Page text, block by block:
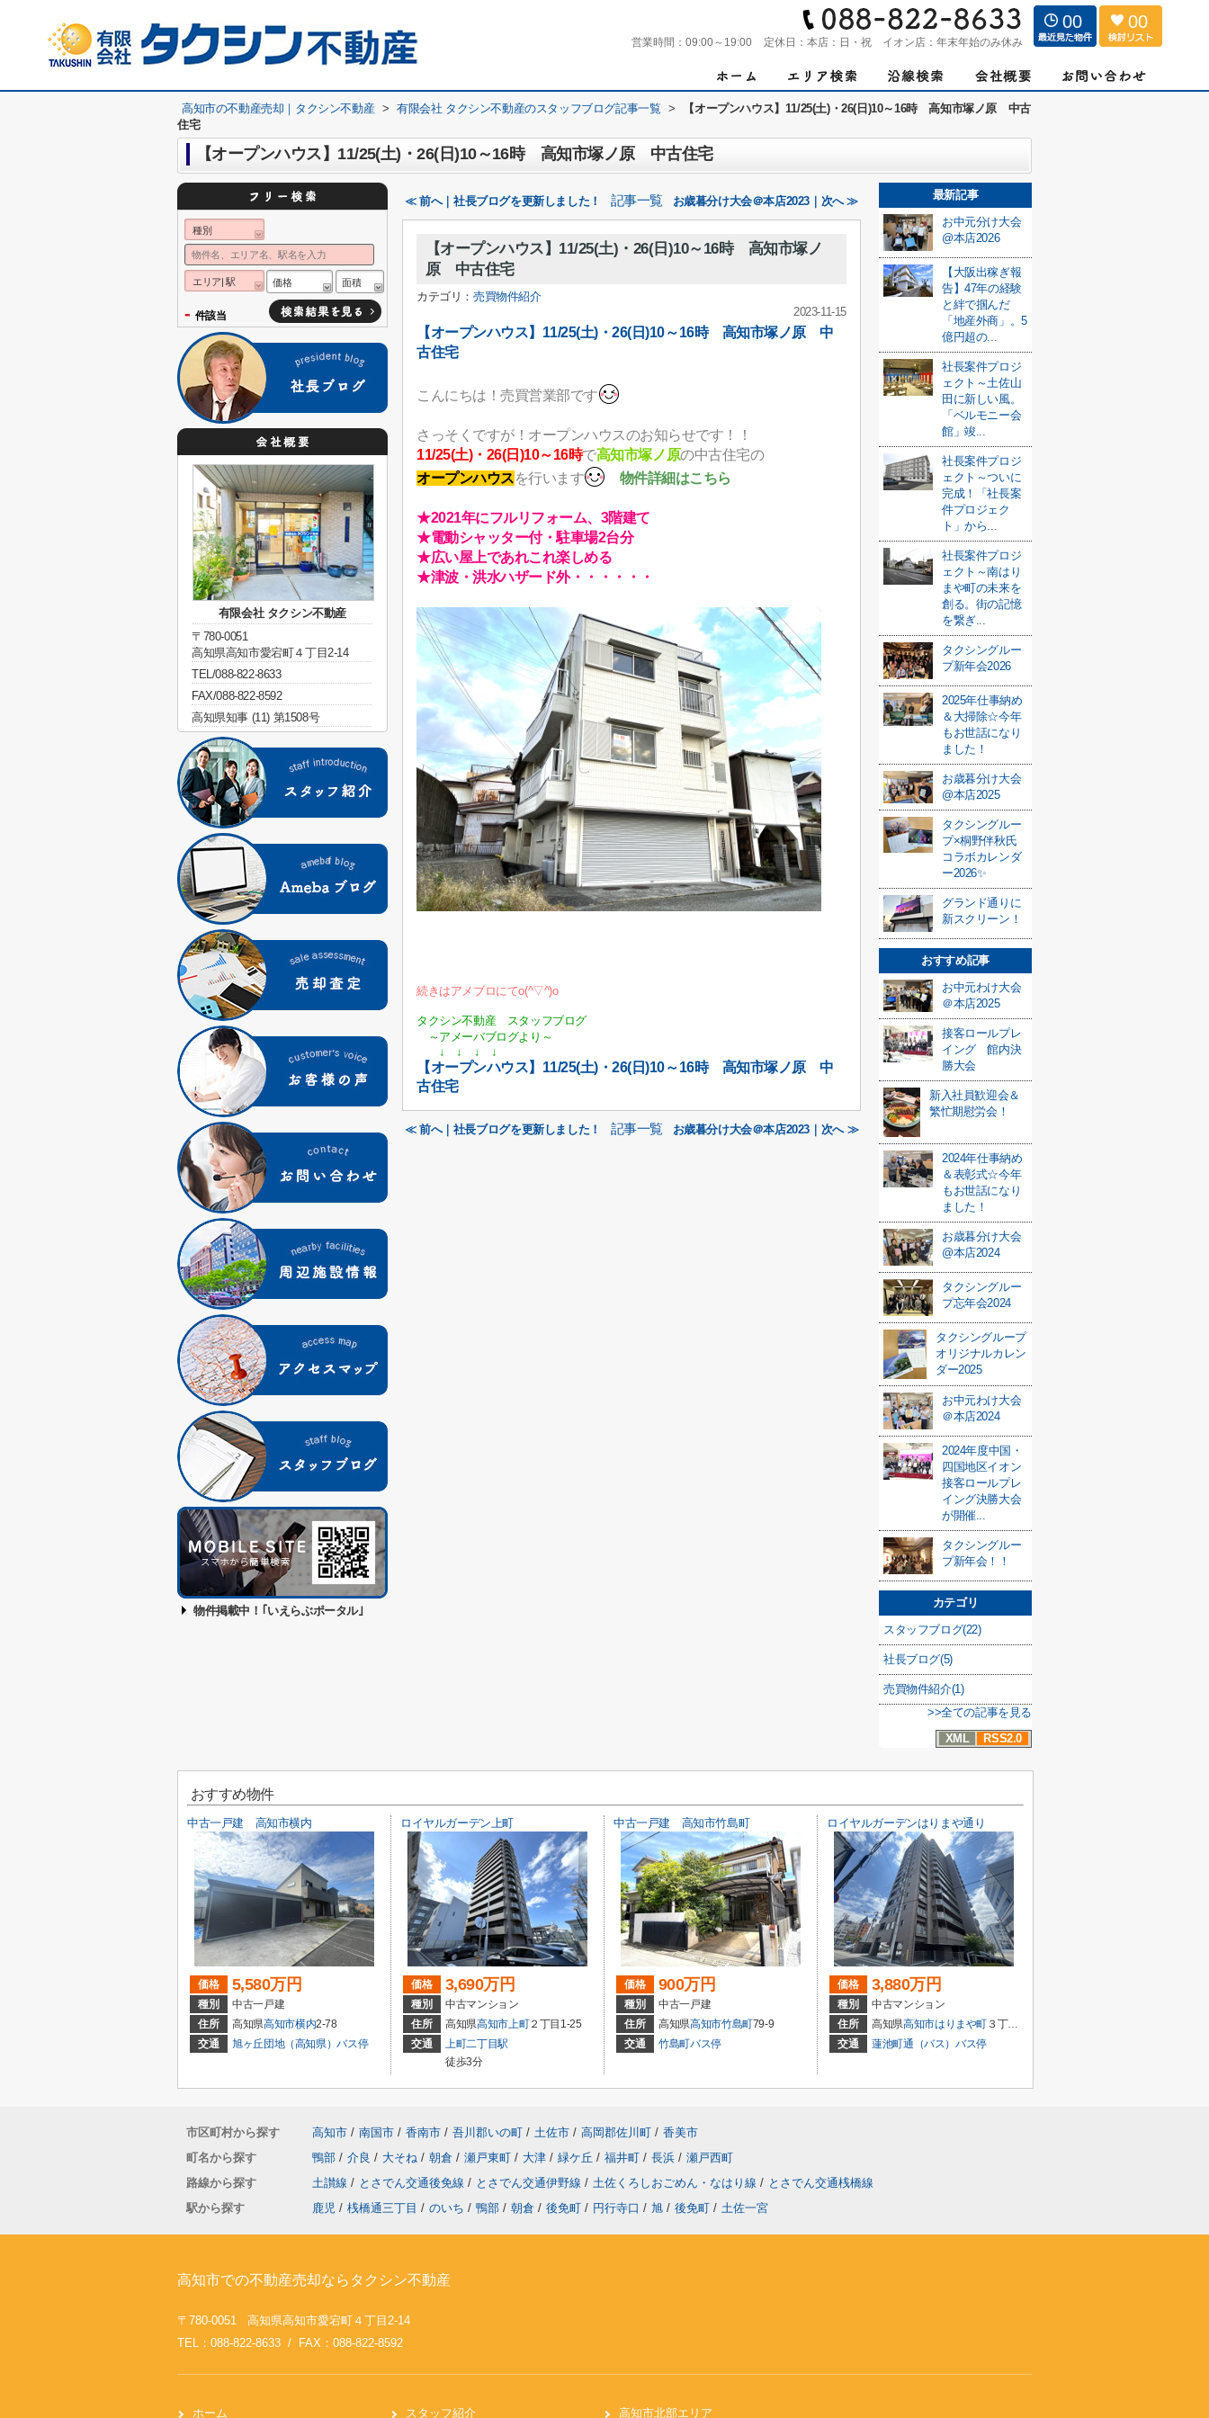
営業時間： 09:00～19:00 定休日： 本店：日・祝 イオン店：年末年始のみ休み
00 00
高知市の不動産売却｜タクシン不動産 > 有限会社 タクシン不動産のスタッフブログ記事一覧 >
【オープンハウス】11/25(土)・26(日)10～16時 高知市塚ノ原 中古
住宅
【オープンハウス】11/25(土)・26(日)10～16時 高知市塚ノ原 中古住宅
≪ 前へ｜社長ブログを更新しました！ 記事一覧 お歳暮分け大会＠本店2023｜次へ ≫
【オープンハウス】11/25(土)・26(日)10～16時 高知市塚ノ
原 中古住宅
カテゴリ：売買物件紹介
2023-11-15
【オープンハウス】11/25(土)・26(日)10～16時 高知市塚ノ原 中
古住宅
こんにちは！売買営業部です
さっそくですが！オープンハウスのお知らせです！！
11/25(土)・26(日)10～16時で高知市塚ノ原の中古住宅の
オープンハウスを行います 物件詳細はこちら
★2021年にフルリフォーム、3階建て
★電動シャッター付・駐車場2台分
★広い屋上であれこれ楽しめる
★津波・洪水ハザード外・・・・・・
続きはアメブロにてo(^▽^)o
タクシン不動産 スタッフブログ
～アメーバブログより～
↓ ↓ ↓ ↓
【オープンハウス】11/25(土)・26(日)10～16時 高知市塚ノ原 中
古住宅
≪ 前へ｜社長ブログを更新しました！ 記事一覧 お歳暮分け大会＠本店2023｜次へ ≫
最新記事
お中元分け大会
@本店2026
【大阪出稼ぎ報
告】47年の経験
と絆で掴んだ
「地産外商」。5
億円超の...
社長案件プロジ
ェクト～土佐山
田に新しい風。
「ベルモニー会
館」竣...
社長案件プロジ
ェクト～ついに
完成！「社長案
件プロジェク
ト」から...
社長案件プロジ
ェクト～南はり
まや町の未来を
創る。街の記憶
を繋ぎ...
タクシングルー
プ新年会2026
2025年仕事納め
＆大掃除☆今年
もお世話になり
ました！
お歳暮分け大会
@本店2025
タクシングルー
プ×桐野伴秋氏
コラボカレンダ
ー2026✨
グランド通りに
新スクリーン！
おすすめ記事
お中元わけ大会
＠本店2025
接客ロールプレ
イング 館内決
勝大会
新入社員歓迎会＆
繁忙期慰労会！
2024年仕事納め
＆表彰式☆今年
もお世話になり
ました！
お歳暮分け大会
@本店2024
タクシングルー
プ忘年会2024
タクシングループ
オリジナルカレン
ダー2025
お中元わけ大会
＠本店2024
2024年度中国・
四国地区イオン
接客ロールプレ
イング決勝大会
が開催...
タクシングルー
プ新年会！！
カテゴリ
スタッフブログ(22)
社長ブログ(5)
売買物件紹介(1)
>>全ての記事を見る
XML
RSS2.0
種別
エリア| 駅 価格 面積
- 件該当
有限会社 タクシン不動産
〒780-0051
高知県高知市愛宕町４丁目2-14
TEL/088-822-8633
FAX/088-822-8592
高知県知事 (11) 第1508号
物件掲載中！｢いえらぶポータル｣
おすすめ物件
中古一戸建 高知市横内
価格 5,580万円
種別
中古一戸建
住所
高知県高知市横内2-78
交通
旭ヶ丘団地（高知県）バス停
ロイヤルガーデン上町
価格 3,690万円
種別
中古マンション
住所
高知県高知市上町２丁目1-25
交通
上町二丁目駅
徒歩3分
中古一戸建 高知市竹島町
価格 900万円
種別
中古一戸建
住所
高知県高知市竹島町79-9
交通
竹島町バス停
ロイヤルガーデンはりまや通り
価格 3,880万円
種別
中古マンション
住所
高知県高知市はりまや町 ３丁目4-11
交通
蓮池町通（バス）バス停
市区町村から探す 高知市 / 南国市 / 香南市 / 吾川郡いの町 / 土佐市 / 高岡郡佐川町 / 香美市
町名から探す
鴨部 / 介良 / 大そね / 朝倉 / 瀬戸東町 / 大津 / 緑ケ丘 / 福井町 / 長浜 / 瀬戸西町
路線から探す
土讃線 / とさでん交通後免線 / とさでん交通伊野線 / 土佐くろしおごめん・なはり線 / とさでん交通桟橋線
駅から探す
鹿児 / 桟橋通三丁目 / のいち / 鴨部 / 朝倉 / 後免町 / 円行寺口 / 旭 / 後免町 / 土佐一宮
高知市での不動産売却ならタクシン不動産
〒780-0051 高知県高知市愛宕町４丁目2-14
TEL：088-822-8633 / FAX：088-822-8592
ホーム スタッフ紹介 高知市北部エリア